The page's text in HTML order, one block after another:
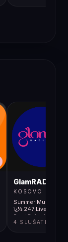
GlamRADIO
KOSOVO
Summer Music
ï¿½ 247 Live Radio
Best Relax Hou
4 SLUŠATELJA